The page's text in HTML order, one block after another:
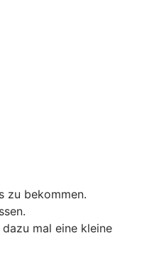
zu bekommen.
mal eine kleine